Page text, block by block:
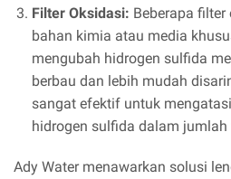
Filter Oksidasi: Beberapa
bahan kimia atau media
mengubah hidrogen sulfida
berbau dan lebih mudah
sangat efektif untuk
hidrogen sulfida dalam jumlah
Ady Water menawarkan solusi